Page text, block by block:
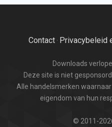
Contact· Privacybeleid
Downloads
Deze site is niet
Alle handelsmerken
eigendom van hun
© 2011-